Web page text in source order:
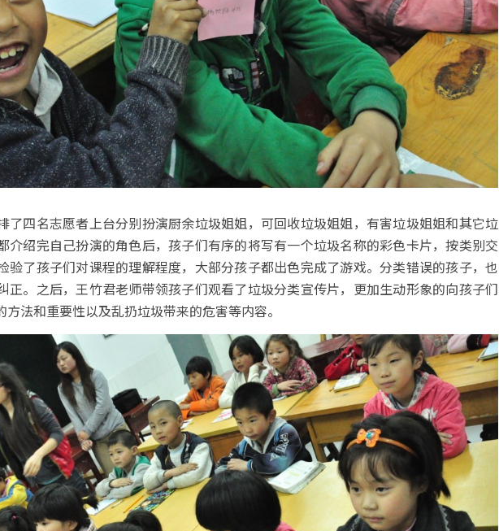
了四名志愿者上台分别扮演厨余垃圾姐姐，可回收垃圾姐姐，有害垃圾姐姐和其它垃
绍完自己扮演的角色后，孩子们有序的将写有一个垃圾名称的彩色卡片，按类别交
验了孩子们对课程的理解程度，大部分孩子都出色完成了游戏。分类错误的孩子，也
正。之后，王竹君老师带领孩子们观看了垃圾分类宣传片，更加生动形象的向孩子们
法和重要性以及乱扔垃圾带来的危害等内容。